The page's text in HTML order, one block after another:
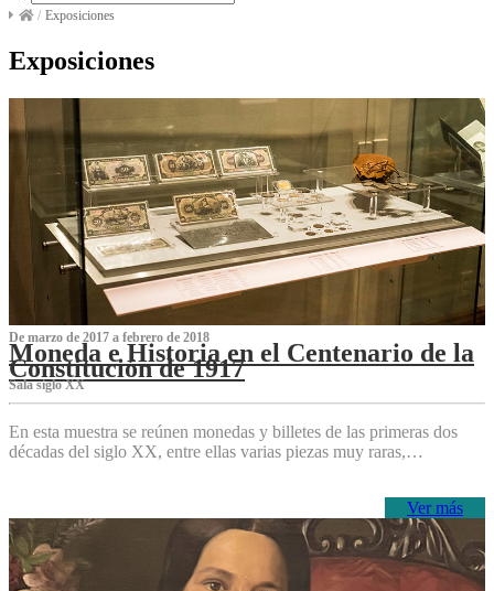
/ Exposiciones
Exposiciones
De marzo de 2017 a febrero de 2018
Moneda e Historia en el Centenario de la
Constitución de 1917
Sala siglo XX
En esta muestra se reúnen monedas y billetes de las primeras dos
décadas del siglo XX, entre ellas varias piezas muy raras,…
Ver más